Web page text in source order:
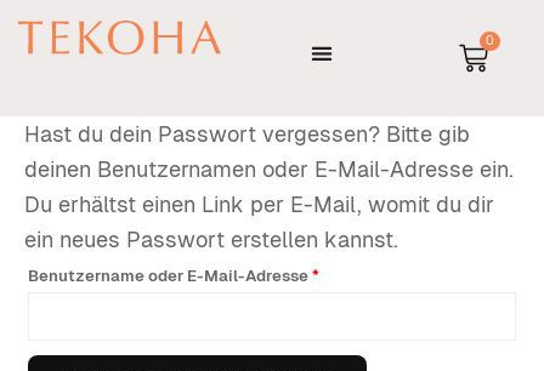
Zum
Inhalt
0
Hast du dein Passwort vergessen? Bitte gib
deinen Benutzernamen oder E-Mail-Adresse ein.
Du erhältst einen Link per E-Mail, womit du dir
ein neues Passwort erstellen kannst.
Benutzername oder E-Mail-Adresse *